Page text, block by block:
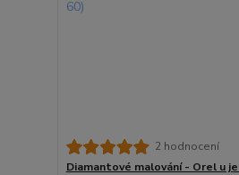
2 hodnocení
Diamantové malování - Orel u